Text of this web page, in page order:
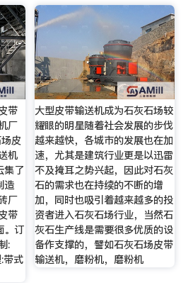
带
厂
皮
机
集了
造
厂
带
。订
:
带式
大型皮带输送机成为石灰石场较
耀眼的明星随着社会发展的步伐
越来越快，各城市的发展也在加
速，尤其是建筑行业更是以迅雷
不及掩耳之势兴起，因此对石灰
石的需求也在持续的不断的增
加，同时也吸引着越来越多的投
资者进入石灰石场行业，当然石
灰石生产线是需要很多优质的设
备作支撑的，譬如石灰石场皮带
输送机，磨粉机，磨粉机